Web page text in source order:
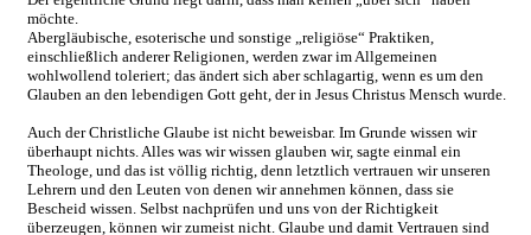
möchte.
Abergläubische, esoterische und sonstige „religiöse“ Praktiken,
einschließlich anderer Religionen, werden zwar im Allgemeinen
wohlwollend toleriert; das ändert sich aber schlagartig, wenn es um den
Glauben an den lebendigen Gott geht, der in Jesus Christus Mensch wurde.
Auch der Christliche Glaube ist nicht beweisbar. Im Grunde wissen wir
überhaupt nichts. Alles was wir wissen glauben wir, sagte einmal ein
Theologe, und das ist völlig richtig, denn letztlich vertrauen wir unseren
Lehrern und den Leuten von denen wir annehmen können, dass sie
Bescheid wissen. Selbst nachprüfen und uns von der Richtigkeit
überzeugen, können wir zumeist nicht. Glaube und damit Vertrauen sind